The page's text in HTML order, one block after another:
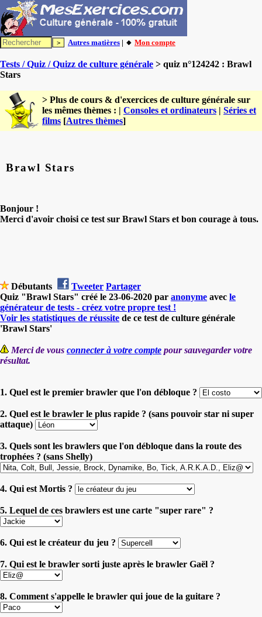
Autres matières | 🔸 Mon compte
Tests / Quiz / Quizz de culture générale > quiz n°124242 : Brawl
Stars
> Plus de cours & d'exercices de culture générale sur
les mêmes thèmes : | Consoles et ordinateurs | Séries et
films [Autres thèmes]
Brawl Stars
Bonjour !
Merci d'avoir choisi ce test sur Brawl Stars et bon courage à tous.
Débutants Tweeter Partager
Quiz "Brawl Stars" créé le 23-06-2020 par anonyme avec le
générateur de tests - créez votre propre test !
Voir les statistiques de réussite de ce test de culture générale
'Brawl Stars'
Merci de vous connecter à votre compte pour sauvegarder votre
résultat.
1. Quel est le premier brawler que l'on débloque ?
2. Quel est le brawler le plus rapide ? (sans pouvoir star ni super
attaque)
3. Quels sont les brawlers que l'on débloque dans la route des
trophées ? (sans Shelly)
4. Qui est Mortis ?
5. Lequel de ces brawlers est une carte "super rare" ?
6. Qui est le créateur du jeu ?
7. Qui est le brawler sorti juste après le brawler Gaël ?
8. Comment s'appelle le brawler qui joue de la guitare ?